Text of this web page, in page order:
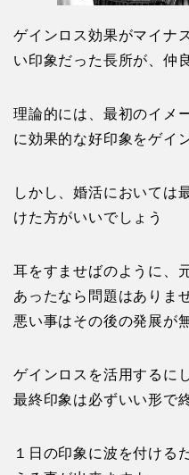
しかし、婚活においては
耳をすませばのように、
悪い事はその後の発展が
最終印象は必ずいい形で
１日の印象に波を付ける
参考：【初頭効果 】【ピ